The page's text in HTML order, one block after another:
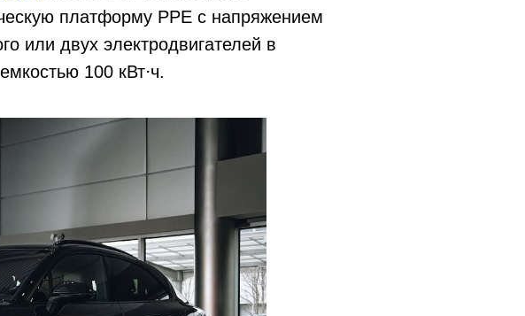
платформу PPE с напряжением
или двух электродвигателей в
100 кВт⋅ч.